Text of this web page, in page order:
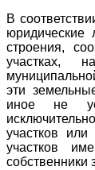
В
юридические
строения,
участках,
эти
иное не
участков
участков
собственники